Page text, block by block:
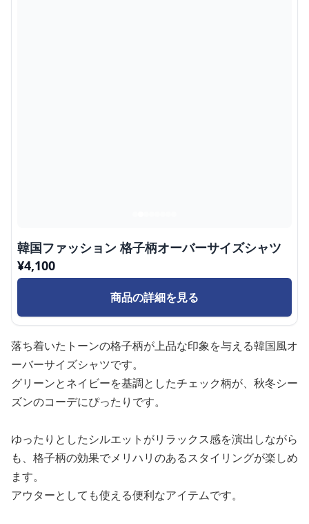
韓国ファッション 格子柄オーバーサイズシャツ
¥4,100
商品の詳細を見る
落ち着いたトーンの格子柄が上品な印象を与える韓国風オ
ーバーサイズシャツです。
グリーンとネイビーを基調としたチェック柄が、秋冬シー
ズンのコーデにぴったりです。
ゆったりとしたシルエットがリラックス感を演出しながら
も、格子柄の効果でメリハリのあるスタイリングが楽しめ
ます。
アウターとしても使える便利なアイテムです。